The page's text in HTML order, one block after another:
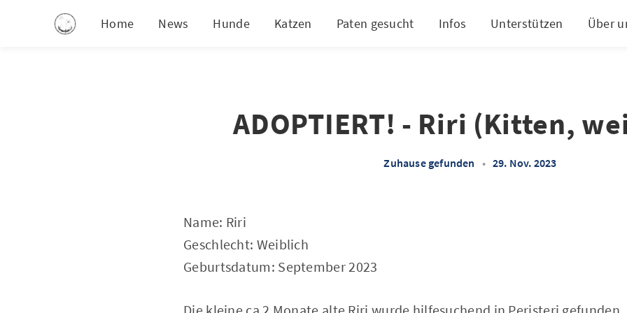
Home News Hunde Katzen Paten gesucht Infos Unterstützen Über
ADOPTIERT! - Riri (Kitten,
Zuhause gefunden • 29. Nov. 2023
Name: Riri
Geschlecht: Weiblich
Geburtsdatum: September 2023